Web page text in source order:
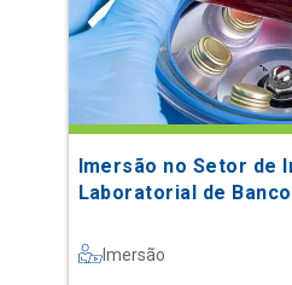
Imersão no Setor de
Laboratorial de
Imersão